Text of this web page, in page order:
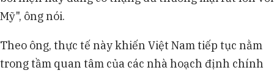
Mỹ", ông nói.
Theo ông, thực tế này khiến Việt Nam tiếp tục nằm
trong tầm quan tâm của các nhà hoạch định chính